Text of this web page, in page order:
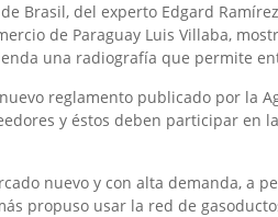
Brasil, del experto Edgard
de Paraguay Luis Villaba,
una radiografía que permite
reglamento publicado por la
y éstos deben participar en
nuevo y con alta demanda, a
propuso usar la red de